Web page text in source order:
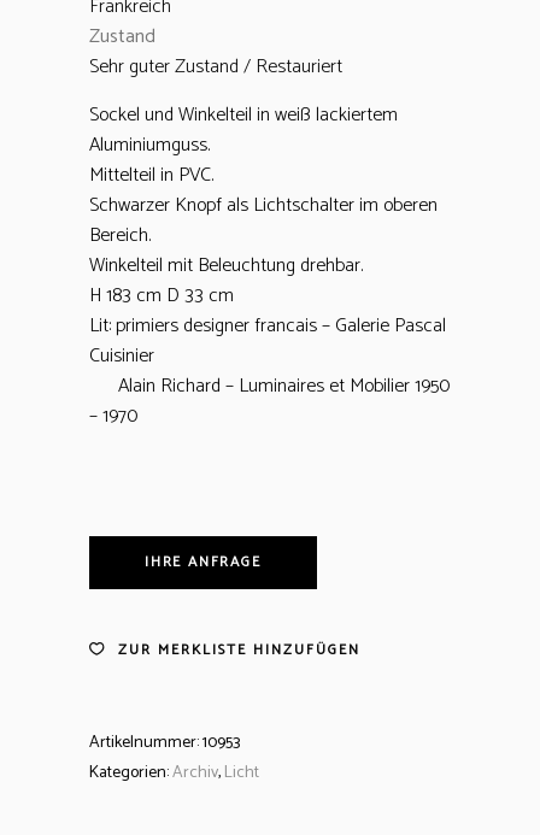
Frankreich
Zustand
Sehr guter Zustand / Restauriert
Sockel und Winkelteil in weiß lackiertem
Aluminiumguss.
Mittelteil in PVC.
Schwarzer Knopf als Lichtschalter im oberen
Bereich.
Winkelteil mit Beleuchtung drehbar.
H 183 cm D 33 cm
Lit: primiers designer francais – Galerie Pascal
Cuisinier
Alain Richard – Luminaires et Mobilier 1950
– 1970
IHRE ANFRAGE
ZUR MERKLISTE HINZUFÜGEN
Artikelnummer:10953
Kategorien:Archiv,Licht